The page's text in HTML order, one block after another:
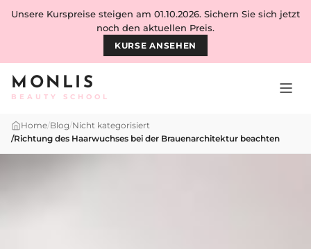
Skip to content
MONLIS
BEAUTY SCHOOL
Unsere Kurspreise steigen am 01.10.2026. Sichern Sie sich jetzt
noch den aktuellen Preis.
KURSE ANSEHEN
Home/Blog/Nicht kategorisiert
/Richtung des Haarwuchses bei der Brauenarchitektur beachten